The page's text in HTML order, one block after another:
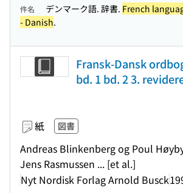
件名 デンマーク語. 辞書. French
- Danish.
Fransk-Dansk
bd. 1 bd. 2 3.
紙 図書
Andreas Blinkenberg og Poul
Jens Rasmussen ... [et al.]
Nyt Nordisk Forlag Arnold Busck